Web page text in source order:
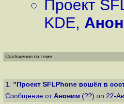
Проект
KDE,
Сообщения по теме
1. "Проект SFLPhone вошёл в
Сообщение от Аноним (??) on 22-